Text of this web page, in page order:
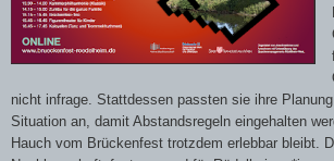
nicht infrage. Stattdessen passten sie ihre
Situation an, damit Abstandsregeln eingehalten
Hauch vom Brückenfest trotzdem erlebbar bleibt.